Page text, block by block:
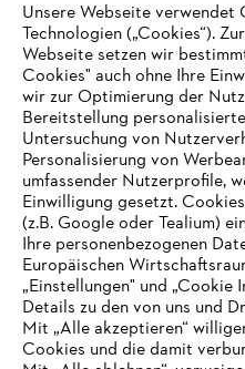
Unternehmen
Unsere Webseite verwendet
Technologien („Cookies“).
Webseite setzen wir
Cookies" auch ohne Ihre
wir zur Optimierung der
Bereitstellung
Untersuchung von
Personalisierung von
umfassender Nutzerprofile,
Einwilligung gesetzt.
(z.B. Google oder Tealium)
Ihre personenbezogenen
Europäischen
„Einstellungen" und „Cookie
Details zu den von uns und
Mit „Alle akzeptieren“
Cookies und die damit